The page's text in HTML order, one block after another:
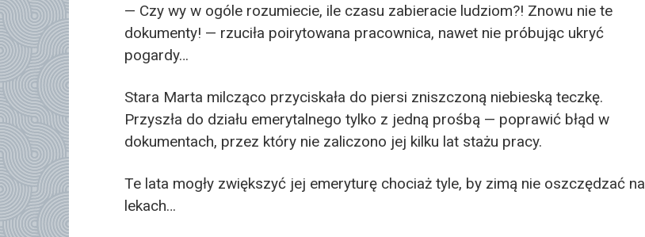
— Czy wy w ogóle rozumiecie, ile czasu zabieracie ludziom?! Znowu nie te
dokumenty! — rzuciła poirytowana pracownica, nawet nie próbując ukryć
pogardy…
Stara Marta milcząco przyciskała do piersi zniszczoną niebieską teczkę.
Przyszła do działu emerytalnego tylko z jedną prośbą — poprawić błąd w
dokumentach, przez który nie zaliczono jej kilku lat stażu pracy.
Te lata mogły zwiększyć jej emeryturę chociaż tyle, by zimą nie oszczędzać na
lekach…